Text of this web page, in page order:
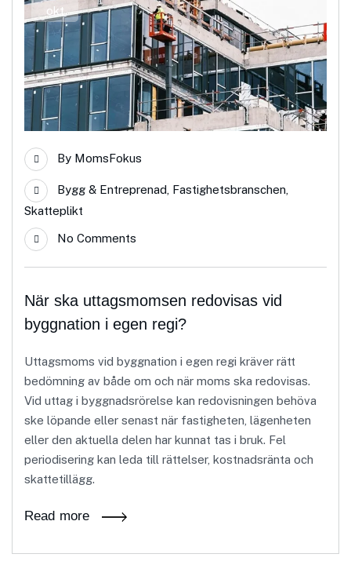
okt
By MomsFokus
Bygg & Entreprenad, Fastighetsbranschen,
Skatteplikt
No Comments
När ska uttagsmomsen redovisas vid
byggnation i egen regi?
Uttagsmoms vid byggnation i egen regi kräver rätt
bedömning av både om och när moms ska redovisas.
Vid uttag i byggnadsrörelse kan redovisningen behöva
ske löpande eller senast när fastigheten, lägenheten
eller den aktuella delen har kunnat tas i bruk. Fel
periodisering kan leda till rättelser, kostnadsränta och
skattetillägg.
Read more